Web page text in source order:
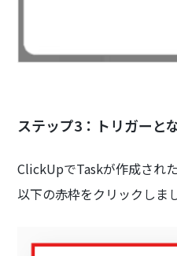
ステップ3：トリガーと
ClickUpでTaskが作成され
以下の赤枠をクリックしま